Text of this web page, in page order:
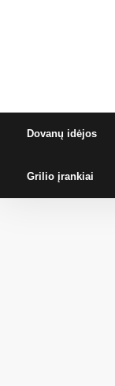
Dovanų idėjos
Grilio įrankiai